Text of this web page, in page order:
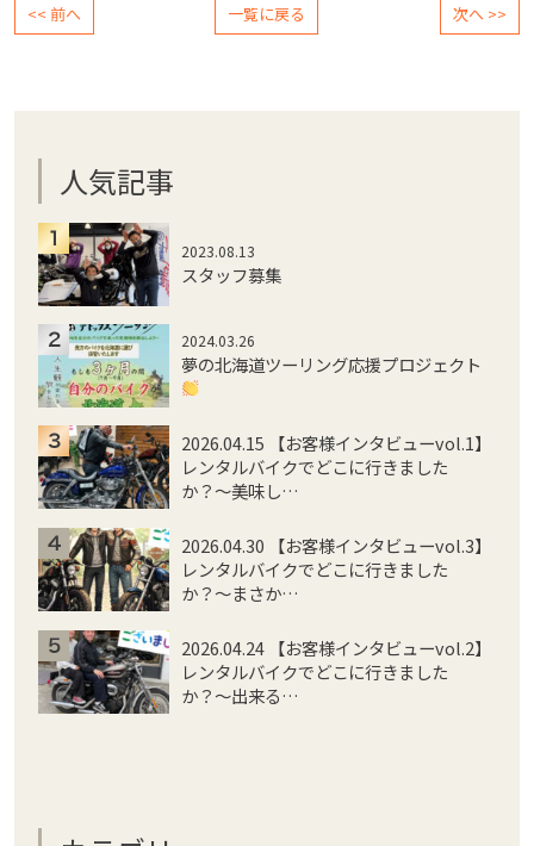
<< 前へ 一覧に戻る 次へ >>
人気記事
2023.08.13
スタッフ募集
2024.03.26
夢の北海道ツーリング応援プロジェクト
2026.04.15 【お客様インタビューvol.1】
レンタルバイクでどこに行きました
か？〜美味し…
2026.04.30 【お客様インタビューvol.3】
レンタルバイクでどこに行きました
か？〜まさか…
2026.04.24 【お客様インタビューvol.2】
レンタルバイクでどこに行きました
か？〜出来る…